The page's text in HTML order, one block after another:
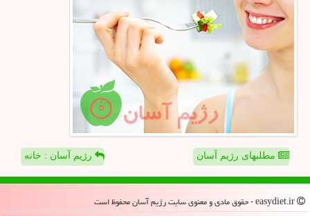
مطلبهای رژیم آسان رژیم آسان : خانه